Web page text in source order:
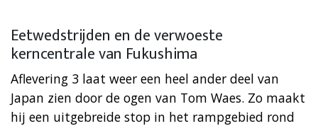
Eetwedstrijden en de verwoeste
kerncentrale van Fukushima
Aflevering 3 laat weer een heel ander deel van
Japan zien door de ogen van Tom Waes. Zo maakt
hij een uitgebreide stop in het rampgebied rond